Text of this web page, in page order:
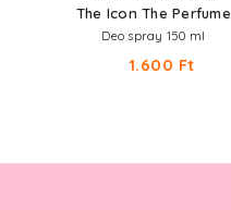
The Icon The Perfume
Deo spray 150 ml
1.600 Ft